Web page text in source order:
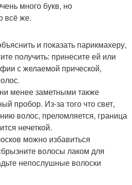
и показать парикмахеру,
получить: принесите ей или
с желаемой прической,
менее заметными также
пробор. Из-за того что свет,
волос, преломляется, граница
нечеткой.
можно избавиться
волосы лаком для
непослушные волоски